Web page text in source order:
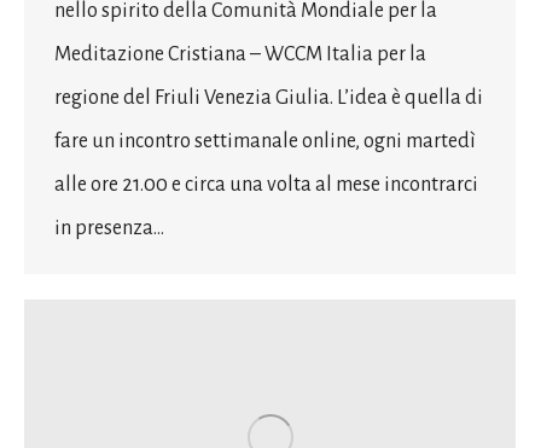
nello spirito della Comunità Mondiale per la
Meditazione Cristiana – WCCM Italia per la
regione del Friuli Venezia Giulia. L’idea è quella di
fare un incontro settimanale online, ogni martedì
alle ore 21.00 e circa una volta al mese incontrarci
in presenza…